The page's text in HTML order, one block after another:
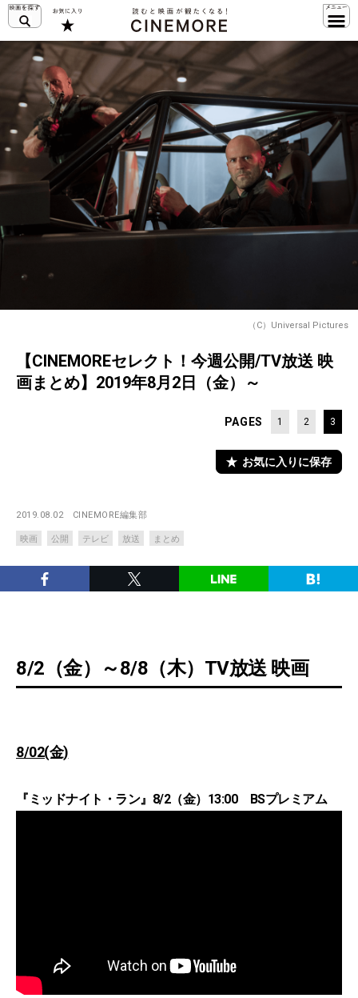
（C）Universal Pictures
【CINEMOREセレクト！今週公開/TV放送 映
画まとめ】2019年8月2日（金）～
PAGES 1 2 3
お気に入りに保存
2019.08.02 CINEMORE編集部
映画 公開 テレビ 放送 まとめ
8/2（金）～8/8（木）TV放送 映画
8/02(金)
『ミッドナイト・ラン』8/2（金）13:00 BSプレミアム